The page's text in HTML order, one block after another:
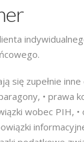
się zupełnie inne
• prawa
wobec PIH, •